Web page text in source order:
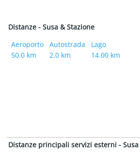
Distanze - Susa & Stazione
Aeroporto
50.0 km
Autostrada
2.0 km
Lago
14.00 km
Distanze principali servizi esterni - Susa